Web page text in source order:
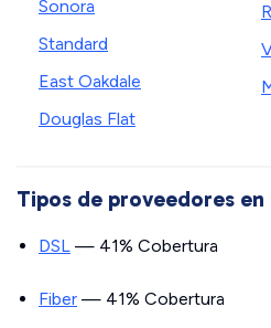
Sonora
Standard
East Oakdale
Douglas Flat
Tipos de proveedores
DSL — 41% Cobertura
Fiber — 41% Cobertura